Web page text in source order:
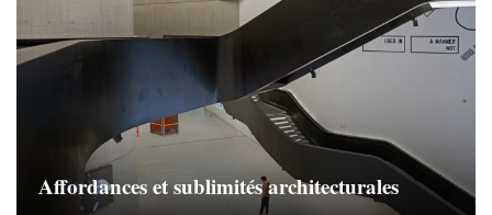
Affordances et sublimités architecturales